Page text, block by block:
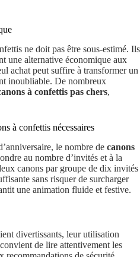
ne doit pas être sous-estimé. Ils
une alternative économique aux
achat peut suffire à transformer un
inoubliable. De nombreux
à confettis pas chers,
à confettis nécessaires
le nombre de canons
au nombre d’invités et à la
canons par groupe de dix invités
sans risquer de surcharger
une animation fluide et festive.
divertissants, leur utilisation
de lire attentivement les